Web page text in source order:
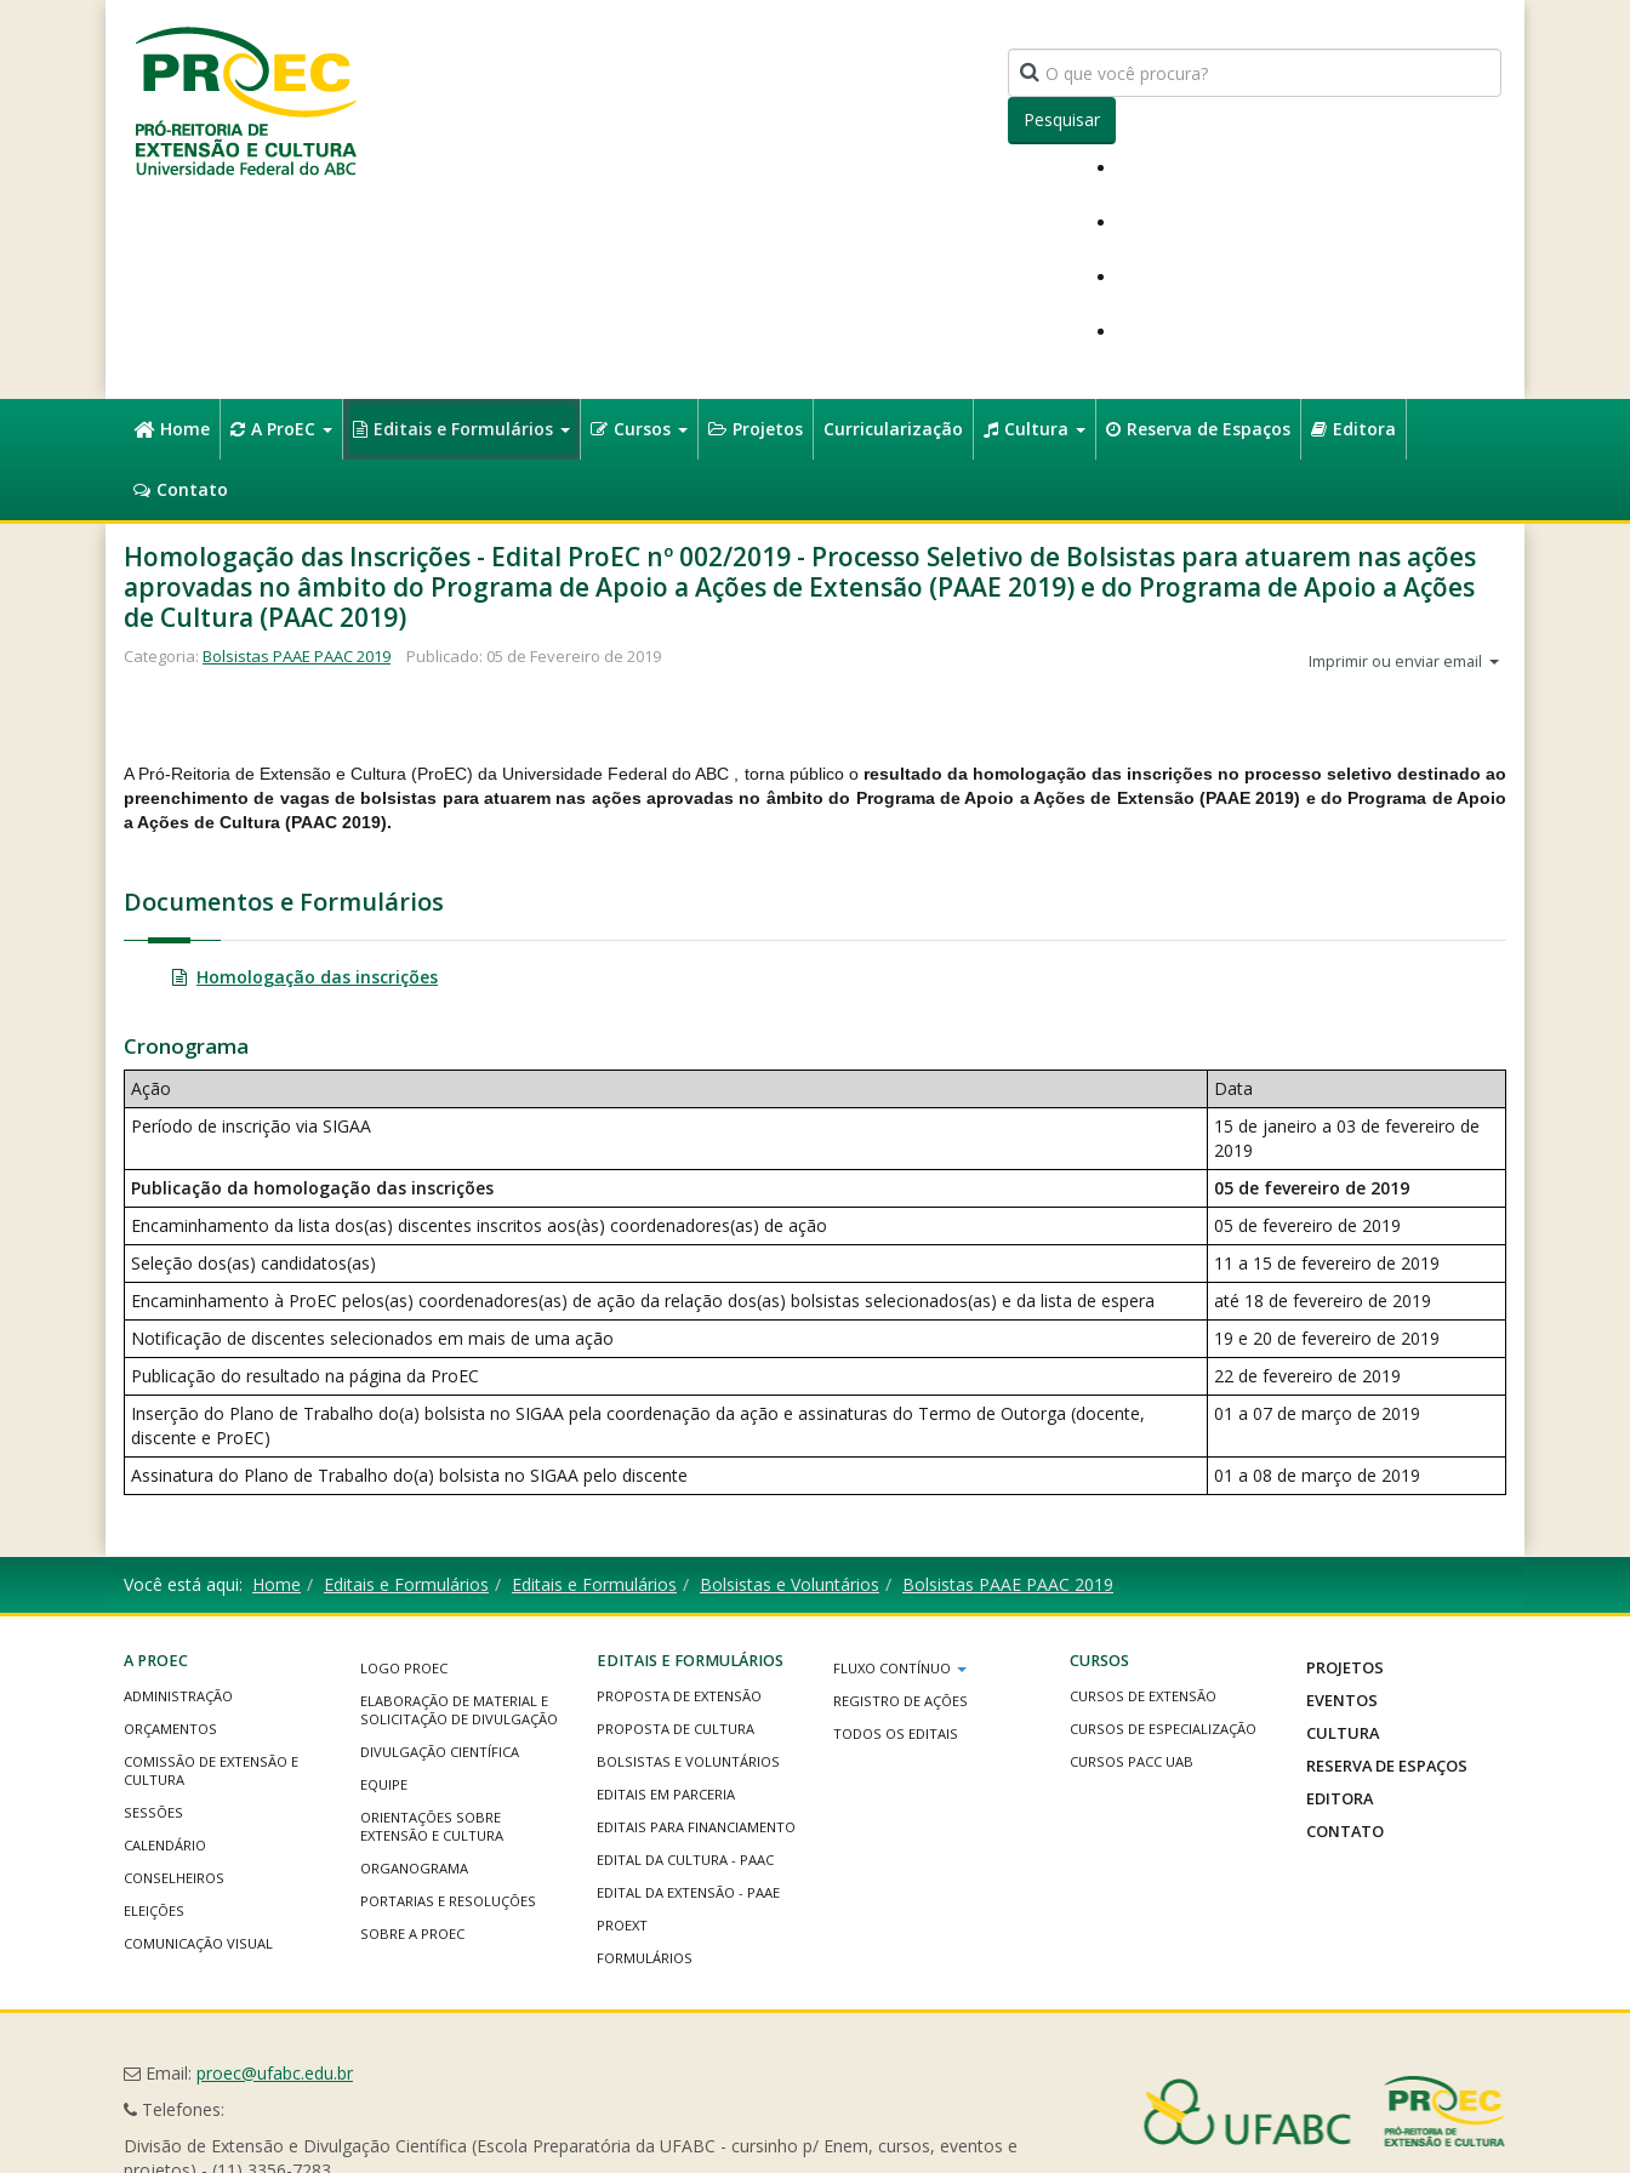
Pesquisar
Home A ProEC Editais e Formulários Cursos Projetos Curricularização Cultura Reserva de Espaços Editora
Contato
Homologação das Inscrições - Edital ProEC nº 002/2019 - Processo Seletivo de Bolsistas para atuarem nas ações
aprovadas no âmbito do Programa de Apoio a Ações de Extensão (PAAE 2019) e do Programa de Apoio a Ações
de Cultura (PAAC 2019)
Imprimir ou enviar email
Categoria: Bolsistas PAAE PAAC 2019 Publicado: 05 de Fevereiro de 2019
A Pró-Reitoria de Extensão e Cultura (ProEC) da Universidade Federal do ABC , torna público o resultado da homologação das inscrições no processo seletivo destinado ao
preenchimento de vagas de bolsistas para atuarem nas ações aprovadas no âmbito do Programa de Apoio a Ações de Extensão (PAAE 2019) e do Programa de Apoio
a Ações de Cultura (PAAC 2019).
Documentos e Formulários
Homologação das inscrições
Cronograma
Ação
Data
Período de inscrição via SIGAA
15 de janeiro a 03 de fevereiro de
2019
Publicação da homologação das inscrições
05 de fevereiro de 2019
Encaminhamento da lista dos(as) discentes inscritos aos(às) coordenadores(as) de ação
05 de fevereiro de 2019
Seleção dos(as) candidatos(as)
11 a 15 de fevereiro de 2019
Encaminhamento à ProEC pelos(as) coordenadores(as) de ação da relação dos(as) bolsistas selecionados(as) e da lista de espera
até 18 de fevereiro de 2019
Notificação de discentes selecionados em mais de uma ação
19 e 20 de fevereiro de 2019
Publicação do resultado na página da ProEC
22 de fevereiro de 2019
Inserção do Plano de Trabalho do(a) bolsista no SIGAA pela coordenação da ação e assinaturas do Termo de Outorga (docente,
discente e ProEC)
01 a 07 de março de 2019
Assinatura do Plano de Trabalho do(a) bolsista no SIGAA pelo discente 01 a 08 de março de 2019
Você está aqui: Home Editais e Formulários Editais e Formulários Bolsistas e Voluntários Bolsistas PAAE PAAC 2019
A PROEC
ADMINISTRAÇÃO
ORÇAMENTOS
COMISSÃO DE EXTENSÃO E
CULTURA
SESSÕES
CALENDÁRIO
CONSELHEIROS
ELEIÇÕES
COMUNICAÇÃO VISUAL
LOGO PROEC
ELABORAÇÃO DE MATERIAL E
SOLICITAÇÃO DE DIVULGAÇÃO
DIVULGAÇÃO CIENTÍFICA
EQUIPE
ORIENTAÇÕES SOBRE
EXTENSÃO E CULTURA
ORGANOGRAMA
PORTARIAS E RESOLUÇÕES
SOBRE A PROEC
EDITAIS E FORMULÁRIOS
PROPOSTA DE EXTENSÃO
PROPOSTA DE CULTURA
BOLSISTAS E VOLUNTÁRIOS
EDITAIS EM PARCERIA
EDITAIS PARA FINANCIAMENTO
EDITAL DA CULTURA - PAAC
EDITAL DA EXTENSÃO - PAAE
PROEXT
FORMULÁRIOS
FLUXO CONTÍNUO
REGISTRO DE AÇÕES
TODOS OS EDITAIS
CURSOS
CURSOS DE EXTENSÃO
CURSOS DE ESPECIALIZAÇÃO
CURSOS PACC UAB
PROJETOS
EVENTOS
CULTURA
RESERVA DE ESPAÇOS
EDITORA
CONTATO
Email: proec@ufabc.edu.br
Telefones:
Divisão de Extensão e Divulgação Científica (Escola Preparatória da UFABC - cursinho p/ Enem, cursos, eventos e